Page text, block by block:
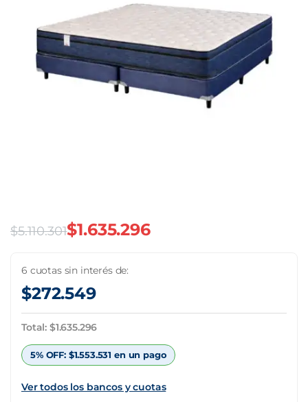
$5.110.301
precio
original
era:
$5.110.301.
$1.635.296
precio
actual
es:
$1.635.296.
6 cuotas sin interés de:
$272.549
Total: $1.635.296
5% OFF: $1.553.531 en un pago
Ver todos los bancos y cuotas